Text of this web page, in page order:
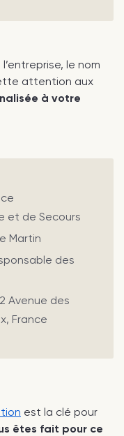
le nom
attention aux
à votre
et de Secours
Martin
des
Avenue des
France
est la clé pour
êtes fait pour ce